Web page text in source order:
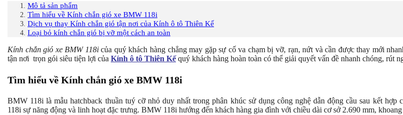
Mô tả sản phẩm
Tìm hiểu về Kính chắn gió xe BMW 118i
Dịch vụ thay Kính chắn gió tận nơi của Kính ô tô Thiên Kế
Loại bỏ kính chắn gió bị vỡ một cách an toàn
Kính chắn gió xe BMW 118icủa quý khách hàng chẳng may gặp sự cố va chạm bị vỡ, rạn, nứt và cần được thay mới
tận nơi trọn gói siêu tiện lợi của Kính ô tô Thiên Kếquý khách hàng hoàn toàn có thể giải quyết vấn đề nhanh chóng, rút
Tìm hiểu về Kính chắn gió xe BMW 118i
BMW 118i là mẫu hatchback thuần tuý cỡ nhỏ duy nhất trong phân khúc sử dụng công nghệ dẫn động cầu sau kết hợp
118i sự năng động và linh hoạt đặc trưng. BMW 118i hướng đến khách hàng gia đình với chiều dài cơ sở 2.690 mm,